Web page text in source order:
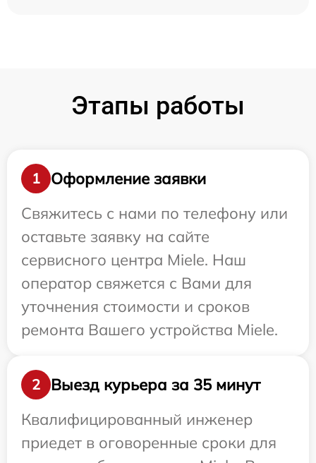
Этапы работы
1
Оформление заявки
Свяжитесь с нами по телефону или
оставьте заявку на сайте
сервисного центра Miele. Наш
оператор свяжется с Вами для
уточнения стоимости и сроков
ремонта Вашего устройства Miele.
2
Выезд курьера за 35 минут
Квалифицированный инженер
приедет в оговоренные сроки для